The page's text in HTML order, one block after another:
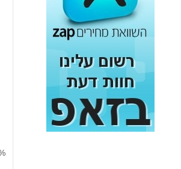
299.00 ₪
550.00 ₪
169.00 ₪